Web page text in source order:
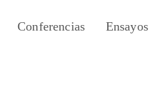
Conferencias Ensayos